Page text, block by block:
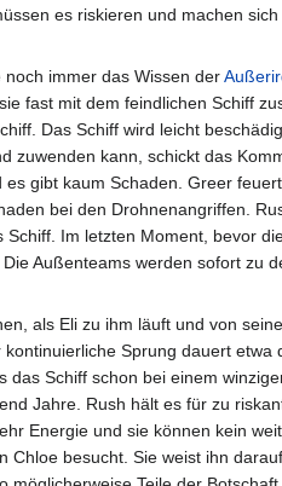
es riskieren und machen
immer das Wissen der
fast mit dem feindlichen Schiff
Das Schiff wird leicht
zuwenden kann, schickt das
gibt kaum Schaden. Greer
bei den Drohnenangriffen.
Im letzten Moment, bevor
Außenteams werden sofort zu
als Eli zu ihm läuft und von
Sprung dauert etwa
Schiff schon bei einem
Jahre. Rush hält es für zu
Energie und sie können kein
besucht. Sie weist ihn